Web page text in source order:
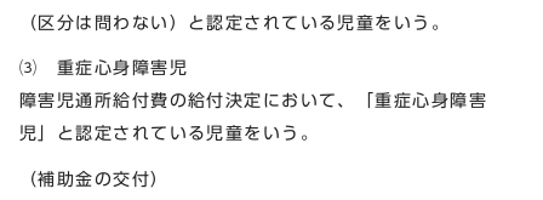
（区分は問わない）と認定されている児童をいう。
⑶ 重症心身障害児
障害児通所給付費の給付決定において、「重症心身障害
児」と認定されている児童をいう。
（補助金の交付）